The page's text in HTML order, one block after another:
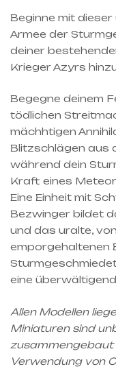
Beginne mit dieser
Armee der
deiner
Krieger Azyrs
Begegne deinem
tödlichen
mächhtigen
Blitzschlägen aus
während dein
Kraft eines
Eine Einheit mit
Bezwinger bildet
und das uralte,
emporgehaltenen
eine
Allen Modellen
Miniaturen sind
zusammengebaut
Verwendung von